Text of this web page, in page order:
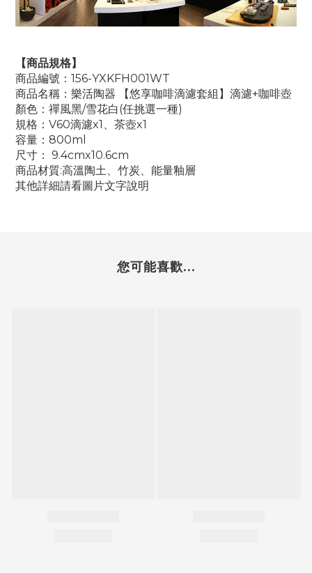
【商品規格】
商品編號：156-YXKFH001WT
商品名稱：樂活陶器 【悠享咖啡滴濾套組】滴濾+咖啡壺
顏色：禪風黑/雪花白(任挑選一種)
規格：V60滴濾x1、茶壺x1
容量：800ml
尺寸： 9.4cmx10.6cm
商品材質:高溫陶土、竹炭、能量釉層
其他詳細請看圖片文字說明
您可能喜歡...